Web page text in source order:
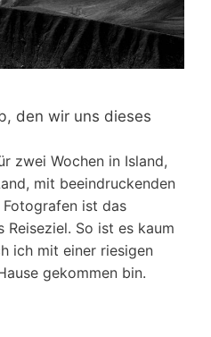
den wir uns dieses
zwei Wochen in Island,
mit beeindruckenden
Fotografen ist das
So ist es kaum
ich mit einer riesigen
gekommen bin.